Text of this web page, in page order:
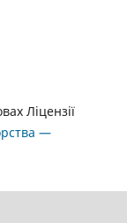
Ліцензії
—